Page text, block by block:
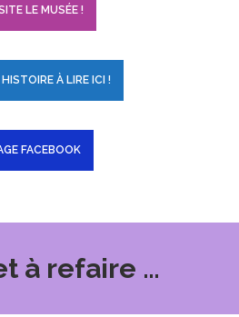
LE MUSÉE !
À LIRE ICI !
FACEBOOK
à refaire …